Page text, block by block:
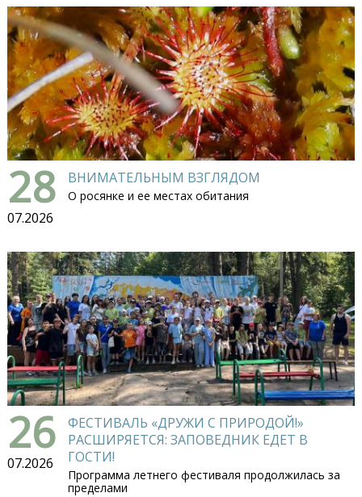
28
07.2026
ВНИМАТЕЛЬНЫМ ВЗГЛЯДОМ
О росянке и ее местах обитания
26
07.2026
ФЕСТИВАЛЬ «ДРУЖИ С ПРИРОДОЙ!»
РАСШИРЯЕТСЯ: ЗАПОВЕДНИК ЕДЕТ В
ГОСТИ!
Программа летнего фестиваля продолжилась за
пределами